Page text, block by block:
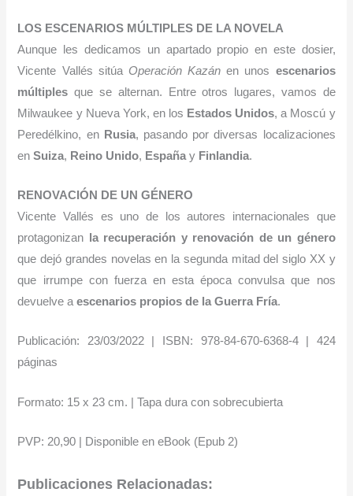
LOS ESCENARIOS MÚLTIPLES DE LA NOVELA
Aunque les dedicamos un apartado propio en este dosier,
Vicente Vallés sitúa Operación Kazánen unos escenarios
múltiplesque se alternan. Entre otros lugares, vamos de
Milwaukee y Nueva York, en los Estados Unidos, a Moscú y
Peredélkino, en Rusia, pasando por diversas localizaciones
enSuiza, Reino Unido, Españay Finlandia.
R ENOVACIÓN DE UN GÉNERO
Vicente Vallés es uno de los autores internacionales que
protagonizan
la recuperación y renovación de un género
que dejó grandes novelas en la segunda mitad del siglo XX y
que irrumpe con fuerza en esta época convulsa que nos
devuelve aescenarios propios de la Guerra Fría.
Publicación: 23/03/2022 | ISBN: 978-84-670-6368-4 | 424
páginas
Formato: 15 x 23 cm. | Tapa dura con sobrecubierta
PVP: 20,90 | Disponible en eBook (Epub 2)
Publicaciones Relacionadas: